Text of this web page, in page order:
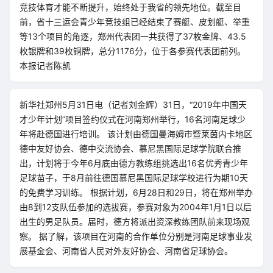
竞技体育才能不断提升，始终处于我省的领先地位。截至目
前，省十三运会青少年竞技组已经结束了赛艇、皮划艇、举重
等13个项目的角逐，郑州代表团一共获得了37枚金牌、43.5
枚银牌和39枚铜牌，总分1176分，位于各参赛代表团前列。
本报记者陈凯
新华社郑州5月31日电（记者刘金辉）31日，“2019年中国天
才少年计划”项目签约仪式在河南郑州举行，16名河南足球少
年将赴德国进行培训。 该计划由德国曼海姆市暨莱茵内卡地区
德中友好协会、德中交流协会、慕尼黑国际足球学院联合推
出，计划将于今年6月底由德方教练组挑选出16名优秀青少年
足球苗子，于8月前往德国慕尼黑国际足球学校进行为期10天
的免费学习训练。 根据计划，6月28日和29日，将在郑州举办
由8到12支队伍参加的选拔赛，参赛对象为2004年1月1日以后
出生的男足队员。届时，德方将派出资深教练团队前来现场观
察。 据了解，该项目在河南的合作单位分别是河南足球事业发
展基金会、河南省人民对外友好协会、河南省足球协会。